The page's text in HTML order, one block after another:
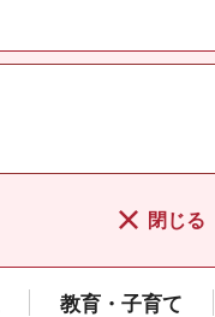
閉じる
教育・子育て